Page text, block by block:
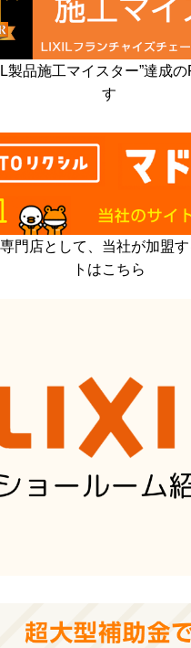
製品施工マイスター”達成
す
門店として、当社が加盟
トはこちら